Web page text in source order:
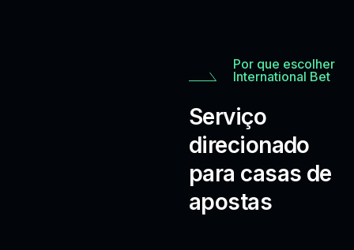
Por que escolher
International Bet
Serviço
direcionado
para casas de
apostas